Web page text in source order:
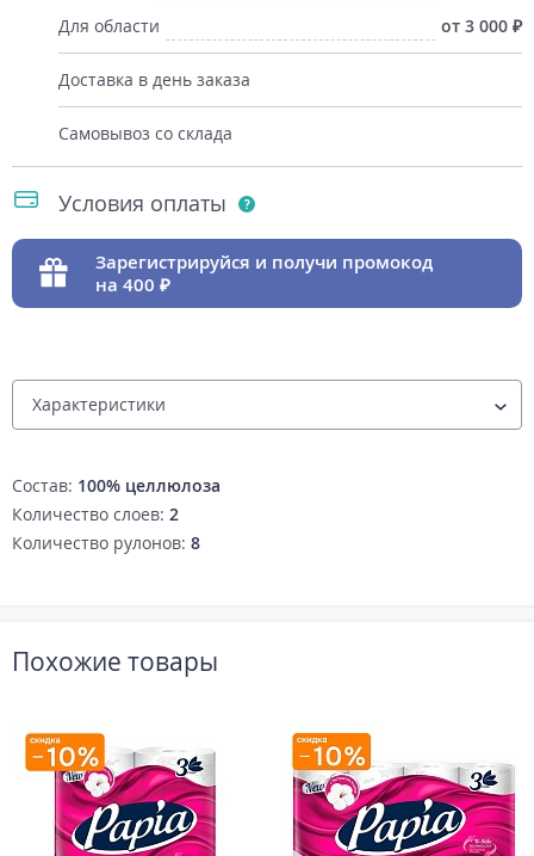
Для области
от 3 000
Доставка в день заказа
Самовывоз со склада
Условия оплаты
Зарегистрируйся и получи промокод
на 400
Состав 100% целлюлоза
Количество слоев 2
Количество рулонов 8
Похожие товары